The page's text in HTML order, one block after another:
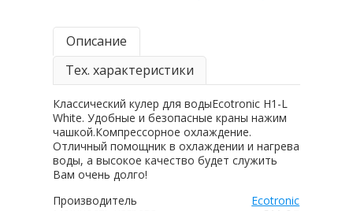
Описание
Тех. характеристики
Классический кулер для водыEcotronic H1-L
White. Удобные и безопасные краны нажим
чашкой.Компрессорное охлаждение.
Отличный помощник в охлаждении и нагрева
воды, а высокое качество будет служить
Вам очень долго!
Производитель
Ecotronic